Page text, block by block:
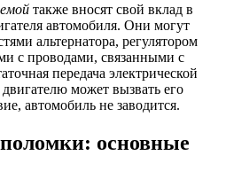
также вносят свой вклад в
автомобиля. Они могут
альтернатора, регулятором
с проводами, связанными с
передача электрической
может вызвать его
автомобиль не заводится.
основные